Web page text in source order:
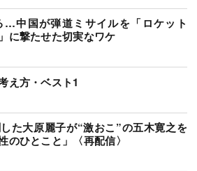
…中国が弾道ミサイルを「ロケット
に撃たせた切実なワケ
え方・ベスト1
た大原麗子が“激おこ”の五木寛之を
のひとこと」〈再配信〉